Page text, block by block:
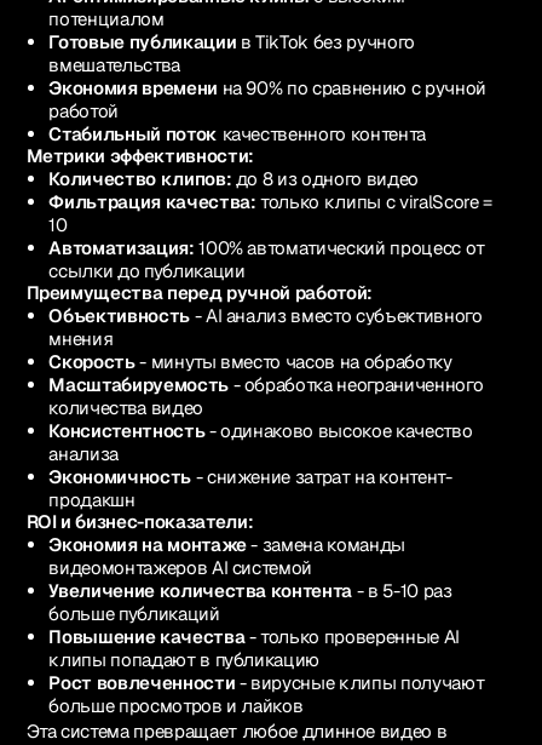
потенциалом
Готовые публикации в TikTok без ручного
вмешательства
Экономия времени на 90% по сравнению с ручной
работой
Стабильный поток качественного контента
Метрики эффективности:
Количество клипов: до 8 из одного видео
Фильтрация качества: только клипы с viralScore =
10
Автоматизация: 100% автоматический процесс от
ссылки до публикации
Преимущества перед ручной работой:
Объективность- AI анализ вместо субъективного
мнения
Скорость- минуты вместо часов на обработку
Масштабируемость- обработка неограниченного
количества видео
Консистентность- одинаково высокое качество
анализа
Экономичность- снижение затрат на контент-
продакшн
ROI и бизнес-показатели:
Экономия на монтаже- замена команды
видеомонтажеров AI системой
Увеличение количества контента - в 5-10 раз
больше публикаций
Повышение качества- только проверенные AI
клипы попадают в публикацию
Рост вовлеченности - вирусные клипы получают
больше просмотров и лайков
Эта система превращает любое длинное видео в